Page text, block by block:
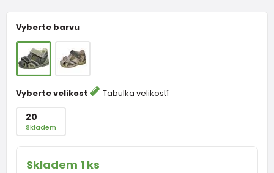
Vyberte barvu
Vyberte velikost Tabulka velikostí
20
Skladem
Skladem 1 ks